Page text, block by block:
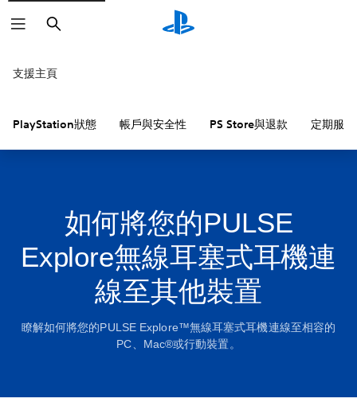
搜
尋
支援主頁
PlayStation狀態 帳戶與安全性 PS Store與退款 定期服務
如何將您的PULSE
Explore無線耳塞式耳機連
線至其他裝置
瞭解如何將您的PULSE Explore™無線耳塞式耳機連線至相容的
PC、Mac®或行動裝置。